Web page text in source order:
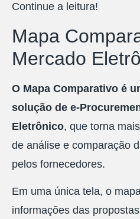
Continue a leitura!
Mapa
Mercado
O Mapa Comparativo é
solução de e-
Eletrônico, que torna
de análise e comparação
pelos fornecedores.
Em uma única tela, o
informações das